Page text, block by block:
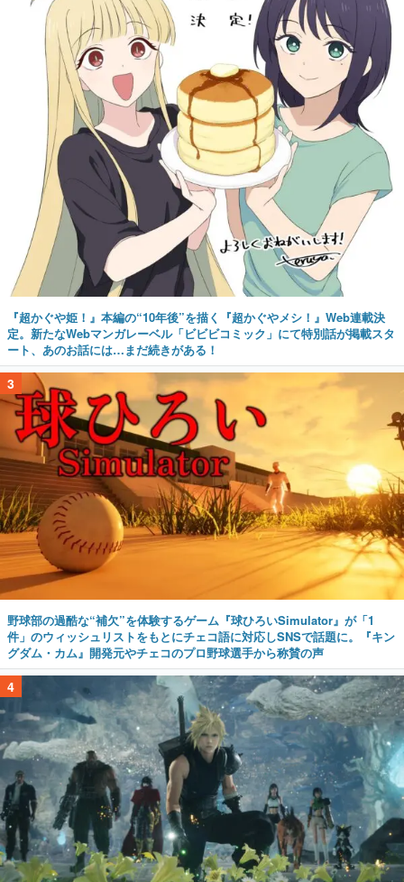
『超かぐや姫！』本編の“10年後”を描く『超かぐやメシ！』Web連載決
定。新たなWebマンガレーベル「ビビビコミック」にて特別話が掲載スタ
ート、あのお話には…まだ続きがある！
3
野球部の過酷な“補欠”を体験するゲーム『球ひろいSimulator』が「1
件」のウィッシュリストをもとにチェコ語に対応しSNSで話題に。『キン
グダム・カム』開発元やチェコのプロ野球選手から称賛の声
4